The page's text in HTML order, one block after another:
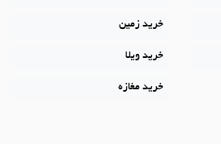
خرید زمین
خرید ویلا
خرید مغازه